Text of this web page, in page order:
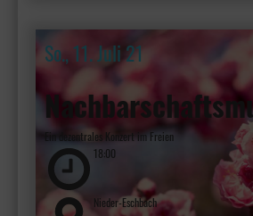
So., 11. Juli 21
Ein dezentrales Konzert im Freien
18:00
Nieder-Eschbach